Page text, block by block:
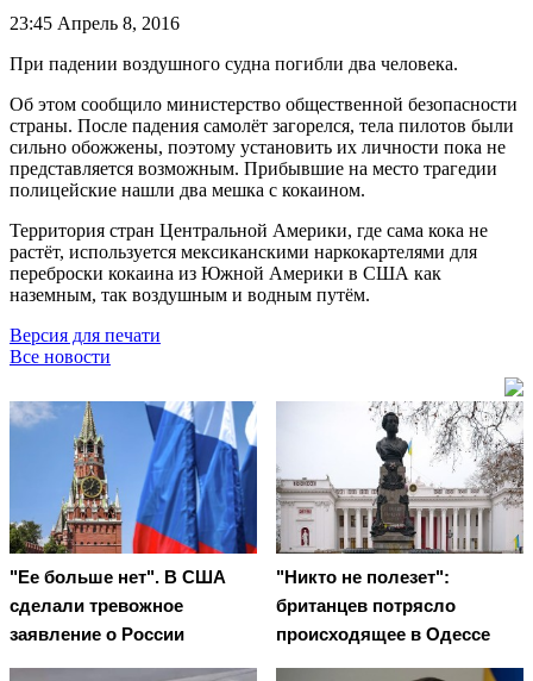
23:45 Апрель 8, 2016
При падении воздушного судна погибли два человека.
Об этом сообщило министерство общественной безопасности
страны. После падения самолёт загорелся, тела пилотов были
сильно обожжены, поэтому установить их личности пока не
представляется возможным. Прибывшие на место трагедии
полицейские нашли два мешка с кокаином.
Территория стран Центральной Америки, где сама кока не
растёт, используется мексиканскими наркокартелями для
переброски кокаина из Южной Америки в США как
наземным, так воздушным и водным путём.
Версия для печати
Все новости
"Ее больше нет". В США
сделали тревожное
заявление о России
"Никто не полезет":
британцев потрясло
происходящее в Одессе